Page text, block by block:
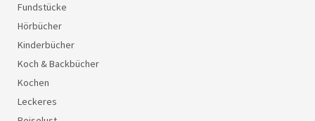
Fundstücke
Hörbücher
Kinderbücher
Koch & Backbücher
Kochen
Leckeres